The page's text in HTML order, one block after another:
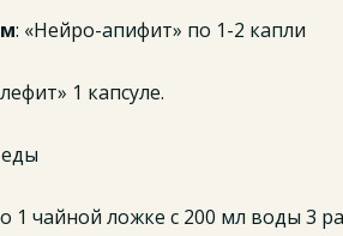
: «Нейро-апифит» по 1-2 капли
1 капсуле.
1 чайной ложке с 200 мл воды 3